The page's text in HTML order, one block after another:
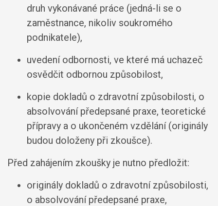
druh vykonávané práce (jedná-li se o
zaměstnance, nikoliv soukromého
podnikatele),
uvedení odbornosti, ve které má uchazeč
osvědčit odbornou způsobilost,
kopie dokladů o zdravotní způsobilosti, o
absolvování předepsané praxe, teoretické
přípravy a o ukončeném vzdělání (originály
budou doloženy při zkoušce).
Před zahájením zkoušky je nutno předložit:
originály dokladů o zdravotní způsobilosti,
o absolvování předepsané praxe,